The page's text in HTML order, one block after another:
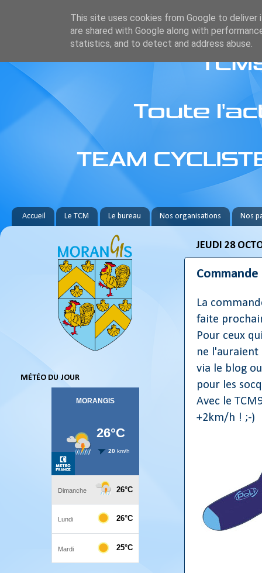
Accueil Le TCM Le bureau Nos organisations Nos
JEUDI 28
La
faite
Pour ceux
ne
via le blog
pour les
Avec le
+2km/h ! ;-)
MÉTÉO DU JOUR
This site uses cookies from Google to deliver
are shared with Google along with
statistics, and to detect and address abuse.